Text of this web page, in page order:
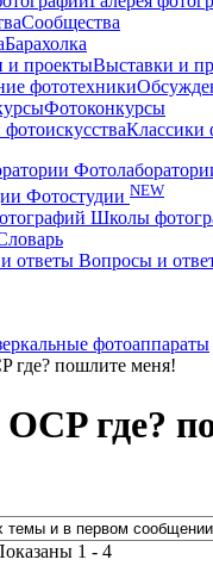
Сообщества
Барахолка
Выставки и
Фотоконкурсы
Классики
Фотостудии NEW
Школы
Вопросы и
фотоаппараты
где? пошлите меня!
где?
1 - 4